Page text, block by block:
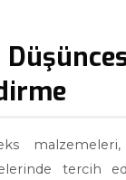
tercih